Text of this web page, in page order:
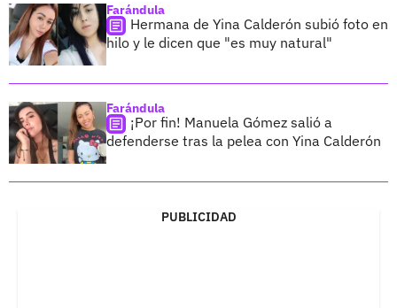
Farándula
Hermana de Yina Calderón subió foto en
hilo y le dicen que "es muy natural"
Farándula
¡Por fin! Manuela Gómez salió a
defenderse tras la pelea con Yina Calderón
PUBLICIDAD